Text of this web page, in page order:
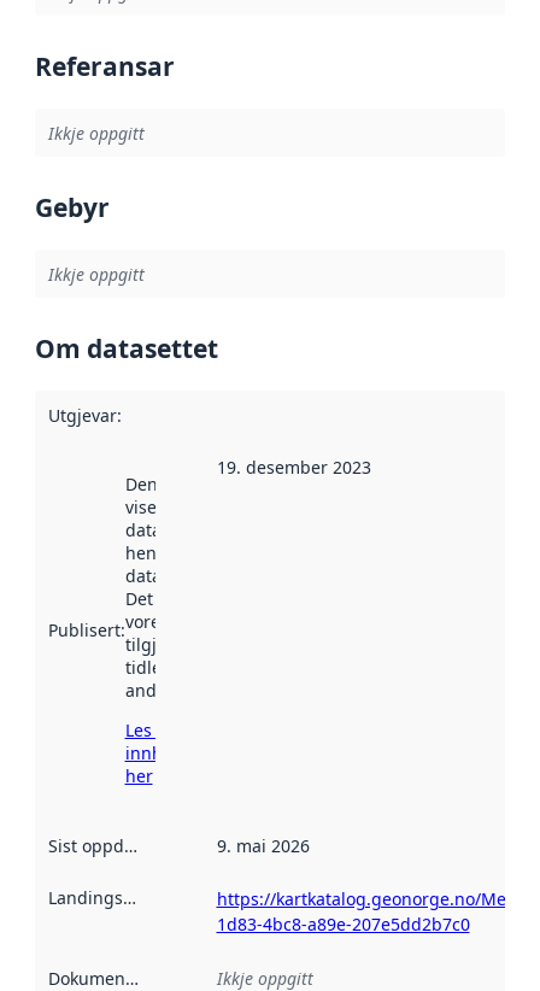
Referansar
Ikkje oppgitt
Gebyr
Ikkje oppgitt
Om datasettet
Utgjevar:
Publisert:
Denne datoen
viser når
datasettet vart
henta inn av
data.norge.no.
Det kan ha
vore
tilgjengeleg
tidlegare
andre stader.
Les meir om
innhenting
her
19. desember 2023
Sist oppdatert 9. mai 2026
Landingsside
https://kartkatalog.geonorge.no/
1d83-4bc8-a89e-207e5dd2b7c0
Dokumentasjon Ikkje oppgitt